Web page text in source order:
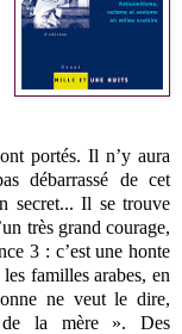
portés. Il n’y aura
débarrassé de cet
secret... Il se trouve
très grand courage,
3 : c’est une honte
familles arabes, en
ne veut le dire,
de la mère ». Des